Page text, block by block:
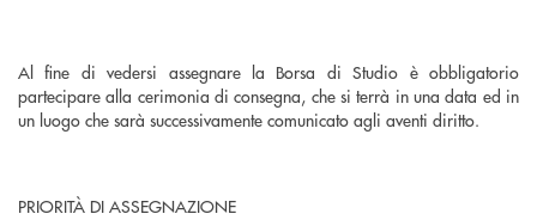
Al fine di vedersi assegnare la Borsa di Studio è obbligatorio
partecipare alla cerimonia di consegna, che si terrà in una data ed in
un luogo che sarà successivamente comunicato agli aventi diritto.
PRIORITÀ DI ASSEGNAZIONE